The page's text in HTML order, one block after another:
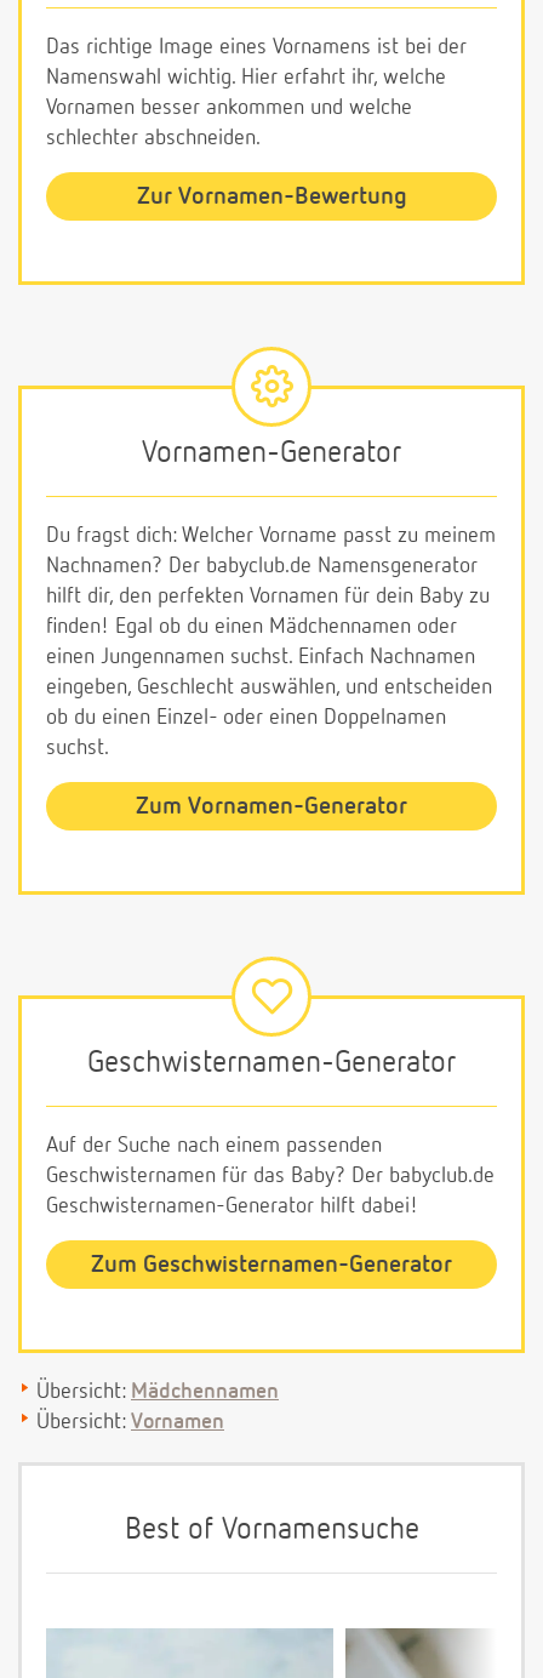
Das richtige Image eines Vornamens ist bei der
Namenswahl wichtig. Hier erfahrt ihr, welche
Vornamen besser ankommen und welche
schlechter abschneiden.
Zur Vornamen-Bewertung
Vornamen-Generator
Du fragst dich: Welcher Vorname passt zu meinem
Nachnamen? Der babyclub.de Namensgenerator
hilft dir, den perfekten Vornamen für dein Baby zu
finden! Egal ob du einen Mädchennamen oder
einen Jungennamen suchst. Einfach Nachnamen
eingeben, Geschlecht auswählen, und entscheiden
ob du einen Einzel- oder einen Doppelnamen
suchst.
Zum Vornamen-Generator
Geschwisternamen-Generator
Auf der Suche nach einem passenden
Geschwisternamen für das Baby? Der babyclub.de
Geschwisternamen-Generator hilft dabei!
Zum Geschwisternamen-Generator
Übersicht: Mädchennamen
Übersicht: Vornamen
Best of Vornamensuche